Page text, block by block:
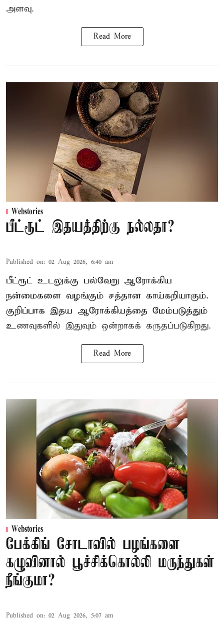
அளவு.
Read More
Webstories
பீட்ரூட் இதயத்திற்கு நல்லதா?
Published on: 02 Aug 2026, 6:40 am
பீட்ரூட் உடலுக்கு பல்வேறு ஆரோக்கிய
நன்மைகளை வழங்கும் சத்தான காய்கறியாகும்.
குறிப்பாக இதய ஆரோக்கியத்தை மேம்படுத்தும்
உணவுகளில் இதுவும் ஒன்றாகக் கருதப்படுகிறது.
Read More
Webstories
பேக்கிங் சோடாவில் பழங்களை
கழுவினால் பூச்சிக்கொல்லி மருந்துகள்
நீங்குமா?
Published on: 02 Aug 2026, 5:07 am